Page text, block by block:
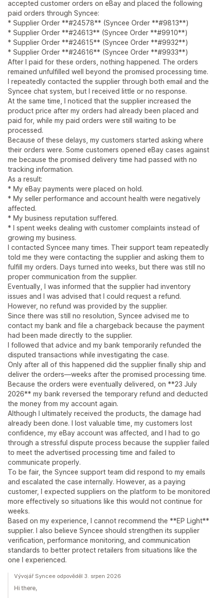
accepted customer orders on eBay and placed the following
paid orders through Syncee:
* Supplier Order **#24578** (Syncee Order **#9813**)
* Supplier Order **#24613** (Syncee Order **#9910**)
* Supplier Order **#24615** (Syncee Order **#9932**)
* Supplier Order **#24616** (Syncee Order **#9933**)
After I paid for these orders, nothing happened. The orders
remained unfulfilled well beyond the promised processing time.
I repeatedly contacted the supplier through both email and the
Syncee chat system, but I received little or no response.
At the same time, I noticed that the supplier increased the
product price after my orders had already been placed and
paid for, while my paid orders were still waiting to be
processed.
Because of these delays, my customers started asking where
their orders were. Some customers opened eBay cases against
me because the promised delivery time had passed with no
tracking information.
As a result:
* My eBay payments were placed on hold.
* My seller performance and account health were negatively
affected.
* My business reputation suffered.
* I spent weeks dealing with customer complaints instead of
growing my business.
I contacted Syncee many times. Their support team repeatedly
told me they were contacting the supplier and asking them to
fulfill my orders. Days turned into weeks, but there was still no
proper communication from the supplier.
Eventually, I was informed that the supplier had inventory
issues and I was advised that I could request a refund.
However, no refund was provided by the supplier.
Since there was still no resolution, Syncee advised me to
contact my bank and file a chargeback because the payment
had been made directly to the supplier.
I followed that advice and my bank temporarily refunded the
disputed transactions while investigating the case.
Only after all of this happened did the supplier finally ship and
deliver the orders—weeks after the promised processing time.
Because the orders were eventually delivered, on **23 July
2026** my bank reversed the temporary refund and deducted
the money from my account again.
Although I ultimately received the products, the damage had
already been done. I lost valuable time, my customers lost
confidence, my eBay account was affected, and I had to go
through a stressful dispute process because the supplier failed
to meet the advertised processing time and failed to
communicate properly.
To be fair, the Syncee support team did respond to my emails
and escalated the case internally. However, as a paying
customer, I expected suppliers on the platform to be monitored
more effectively so situations like this would not continue for
weeks.
Based on my experience, I cannot recommend the **EP Light**
supplier. I also believe Syncee should strengthen its supplier
verification, performance monitoring, and communication
standards to better protect retailers from situations like the
one I experienced.
Vývojář Syncee odpověděl 3. srpen 2026
Hi there,